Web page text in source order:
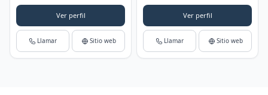
Ver perfil
Llamar Sitio web
Ver perfil
Llamar Sitio web